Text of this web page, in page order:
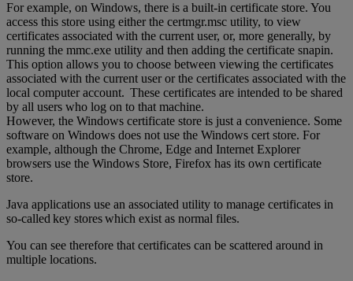
For example, on Windows, there is a built-in certificate store. You
access this store using either the certmgr.msc utility, to view
certificates associated with the current user, or, more generally, by
running the mmc.exe utility and then adding the certificate snapin.
This option allows you to choose between viewing the certificates
associated with the current user or the certificates associated with the
local computer account. These certificates are intended to be shared
by all users who log on to that machine.
However, the Windows certificate store is just a convenience. Some
software on Windows does not use the Windows cert store. For
example, although the Chrome, Edge and Internet Explorer
browsers use the Windows Store, Firefox has its own certificate
store.
Java applications use an associated utility to manage certificates in
so-called key stores which exist as normal files.
You can see therefore that certificates can be scattered around in
multiple locations.